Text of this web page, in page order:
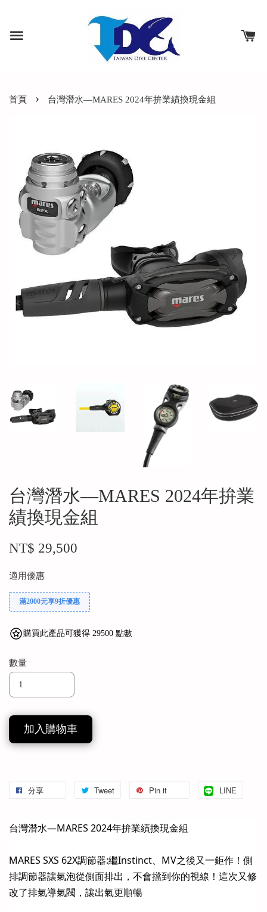
首頁 › 台灣潛水—MARES 2024年拚業績換現金組
台灣潛水—MARES 2024年拚業
績換現金組
NT$ 29,500
適用優惠
滿2000元享9折優惠
購買此產品可獲得 29500 點數
數量
加入購物車
分享 Tweet Pin it LINE
台灣潛水—MARES 2024年拚業績換現金組
MARES SXS 62X調節器:繼Instinct、MV之後又一鉅作！側
排調節器讓氣泡從側面排出，不會擋到你的視線！這次又修
改了排氣導氣閥，讓出氣更順暢